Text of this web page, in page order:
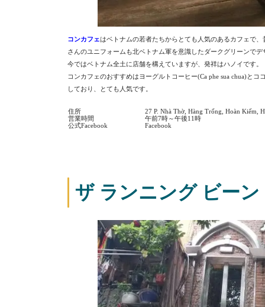
コンカフェはベトナムの若者たちからとても人気のあるカフェで
さんのユニフォームも北ベトナム軍を意識したダークグリーンで
今ではベトナム全土に店舗を構えていますが、発祥はハノイです。
コンカフェのおすすめはヨーグルトコーヒー(Ca phe sua chua)と
しており、とても人気です。
住所
27 P. Nhà Thờ, Hàng Trống, Hoàn Kiếm,
営業時間
午前7時～午後11時
公式Facebook
Facebook
ザ ランニング ビー